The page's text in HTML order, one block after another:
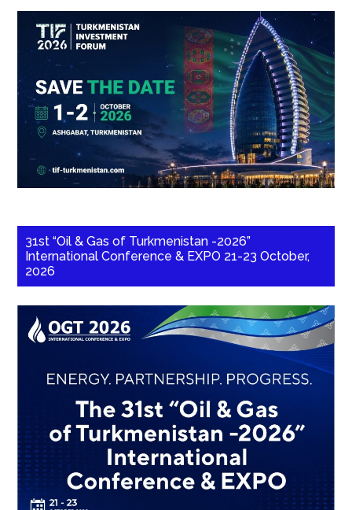
31st “Oil & Gas of Turkmenistan -2026”
International Conference & EXPO 21-23 October,
2026